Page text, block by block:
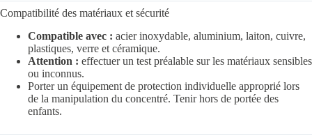
Compatibilité des matériaux et sécurité
Compatible avec : acier inoxydable, aluminium, laiton, cuivre,
plastiques, verre et céramique.
Attention : effectuer un test préalable sur les matériaux sensibles
ou inconnus.
Porter un équipement de protection individuelle approprié lors
de la manipulation du concentré. Tenir hors de portée des
enfants.